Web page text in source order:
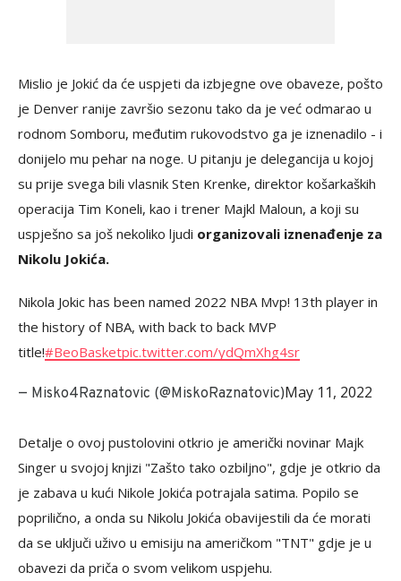
Mislio je Jokić da će uspjeti da izbjegne ove obaveze, pošto
je Denver ranije završio sezonu tako da je već odmarao u
rodnom Somboru, međutim rukovodstvo ga je iznenadilo - i
donijelo mu pehar na noge. U pitanju je delegancija u kojoj
su prije svega bili vlasnik Sten Krenke, direktor košarkaških
operacija Tim Koneli, kao i trener Majkl Maloun, a koji su
uspješno sa još nekoliko ljudi organizovali iznenađenje za
Nikolu Jokića.
Nikola Jokic has been named 2022 NBA Mvp! 13th player in
the history of NBA, with back to back MVP
title!#BeoBasketpic.twitter.com/ydQmXhg4sr
— Misko4Raznatovic (@MiskoRaznatovic)May 11, 2022
Detalje o ovoj pustolovini otkrio je američki novinar Majk
Singer u svojoj knjizi "Zašto tako ozbiljno", gdje je otkrio da
je zabava u kući Nikole Jokića potrajala satima. Popilo se
poprilično, a onda su Nikolu Jokića obavijestili da će morati
da se uključi uživo u emisiju na američkom "TNT" gdje je u
obavezi da priča o svom velikom uspjehu.